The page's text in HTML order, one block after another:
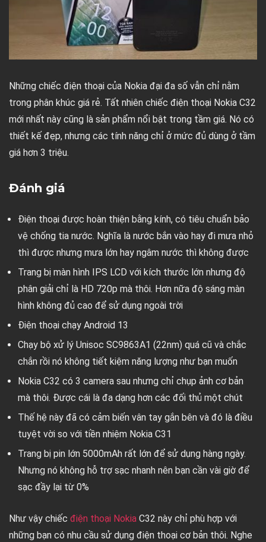
Những chiếc điện thoại của Nokia đại đa số vẫn chỉ nằm
trong phân khúc giá rẻ. Tất nhiên chiếc điện thoại Nokia C32
mới nhất này cũng là sản phẩm nổi bật trong tầm giá. Nó có
thiết kế đẹp, nhưng các tính năng chỉ ở mức đủ dùng ở tầm
giá hơn 3 triệu.
Đánh giá
Điện thoại được hoàn thiện bằng kính, có tiêu chuẩn bảo
vệ chống tia nước. Nghĩa là nước bắn vào hay đi mưa nhỏ
thì được nhưng mưa lớn hay ngâm nước thì không được
Trang bị màn hình IPS LCD với kích thước lớn nhưng độ
phân giải chỉ là HD 720p mà thôi. Hơn nữa độ sáng màn
hình không đủ cao để sử dụng ngoài trời
Điện thoại chạy Android 13
Chạy bộ xử lý Unisoc SC9863A1 (22nm) quá cũ và chắc
chắn rồi nó không tiết kiệm năng lượng như bạn muốn
Nokia C32 có 3 camera sau nhưng chỉ chụp ảnh cơ bản
mà thôi. Được cái là đa dạng hơn các đối thủ một chút
Thế hệ này đã có cảm biến vân tay gắn bên và đó là điều
tuyệt vời so với tiền nhiệm Nokia C31
Trang bị pin lớn 5000mAh rất lớn để sử dụng hàng ngày.
Nhưng nó không hỗ trợ sạc nhanh nên bạn cần vài giờ để
sạc đầy lại từ 0%
Như vậy chiếc điện thoại Nokia C32 này chỉ phù hợp với
những bạn có nhu cầu sử dụng điện thoại cơ bản thôi. Nghe